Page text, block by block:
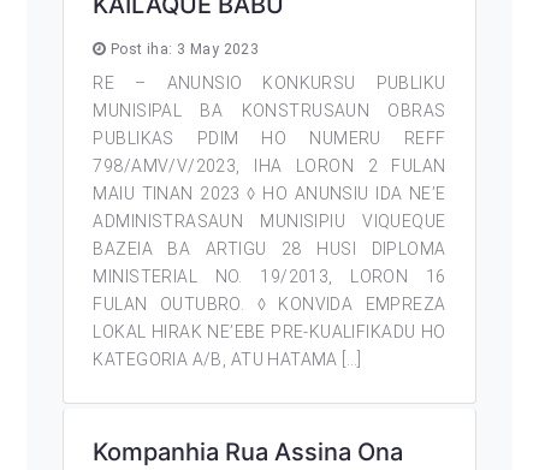
Post iha: 3 May 2023
RE – ANUNSIO KONKURSU PUBLIKU
MUNISIPAL BA KONSTRUSAUN OBRAS
PUBLIKAS PDIM HO NUMERU REFF
798/AMV/V/2023, IHA LORON 2 FULAN
MAIU TINAN 2023 ◊ HO ANUNSIU IDA NE’E
ADMINISTRASAUN MUNISIPIU VIQUEQUE
BAZEIA BA ARTIGU 28 HUSI DIPLOMA
MINISTERIAL NO. 19/2013, LORON 16
FULAN OUTUBRO. ◊ KONVIDA EMPREZA
LOKAL HIRAK NE’EBE PRE-KUALIFIKADU HO
KATEGORIA A/B, ATU HATAMA […]
Kompanhia Rua Assina Ona